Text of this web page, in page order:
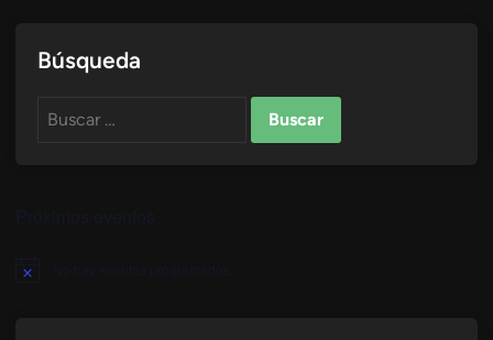
Búsqueda
Buscar:
Aviso